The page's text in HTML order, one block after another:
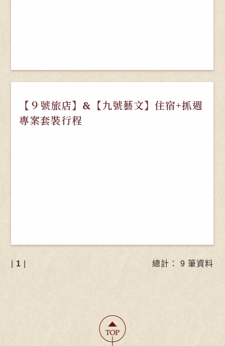
【９號旅店】&【九號藝文】住宿+抓週
專案套裝行程
1 總計： 9 筆資料